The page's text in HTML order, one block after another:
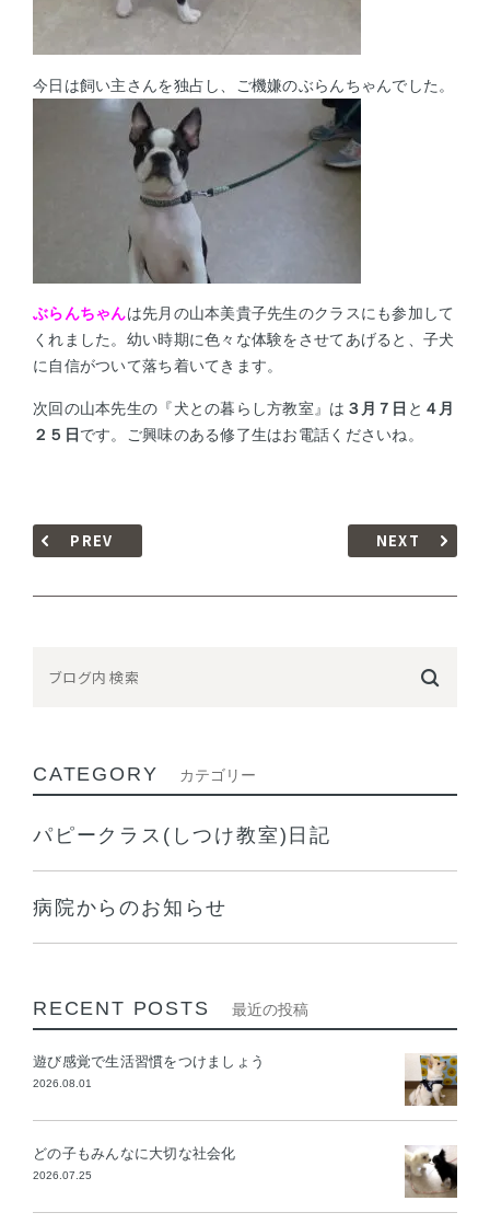
今日は飼い主さんを独占し、ご機嫌のぶらんちゃんでした。
ぶらんちゃんは先月の山本美貴子先生のクラスにも参加して
くれました。 幼い時期に色々な体験をさせてあげると、子犬
に自信がついて落ち着いてきます。
次回の山本先生の『犬との暮らし方教室』は ３月７日 と ４月
２５日 です。 ご興味のある修了生はお電話くださいね。
PREV NEXT
CATEGORY カテゴリー
パピークラス(しつけ教室)日記
病院からのお知らせ
RECENT POSTS 最近の投稿
遊び感覚で生活習慣をつけましょう
2026.08.01
どの子もみんなに大切な社会化
2026.07.25